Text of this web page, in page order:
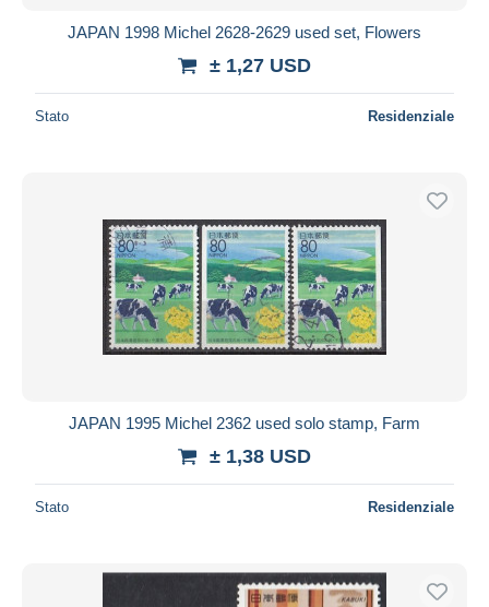
JAPAN 1998 Michel 2628-2629 used set, Flowers
± 1,27 USD
Stato Residenziale
JAPAN 1995 Michel 2362 used solo stamp, Farm
± 1,38 USD
Stato Residenziale